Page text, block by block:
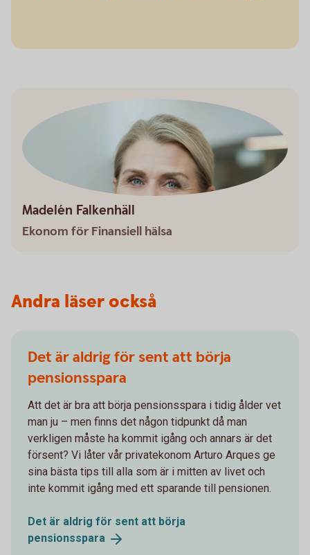
Madelén Falkenhäll
Ekonom för Finansiell hälsa
Andra läser också
Det är aldrig för sent att börja
pensionsspara
Att det är bra att börja pensionsspara i tidig ålder vet
man ju – men finns det någon tidpunkt då man
verkligen måste ha kommit igång och annars är det
försent? Vi låter vår privatekonom Arturo Arques ge
sina bästa tips till alla som är i mitten av livet och
inte kommit igång med ett sparande till pensionen.
Det är aldrig för sent att börja
pensionsspara